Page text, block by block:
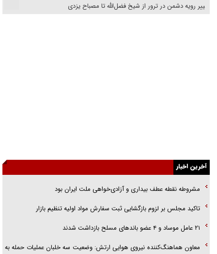
تغییر رویه دشمن در ترور از شیخ فضل‌الله تا مصباح یزدی
جزئیات شکنجه‌هایم فراتر از آن است که در بیان بگنجد!
گزارش «جوان» از قوانین سخت‌گیرانه ۶ قاره در برابر یورش به پاسگاه‌های
پلیس
تحلیل ابعاد پیام رهبر انقلاب به حزب‌الله/ مقاومت نقشه راه آینده غرب آسیا
آخرین اخبار
مشروطه نقطه عطف بیداری و آزادی‌خواهی ملت ایران بود
تاکید مجلس بر لزوم بازگشایی ثبت سفارش مواد اولیه تنظیم بازار
۲۱ عامل موساد و ۴ عضو باند‌های مسلح بازداشت شدند
معاون هماهنگ‌کننده نیروی هوایی ارتش: وضعیت سه خلبان عملیات حمله به